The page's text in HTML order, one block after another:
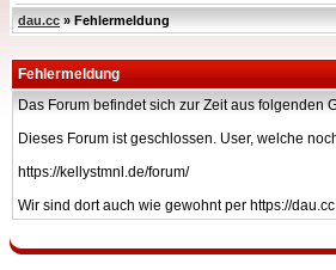
dau.cc » Fehlermeldung
Fehlermeldung
Das Forum befindet sich zur Zeit aus folgenden
Dieses Forum ist geschlossen. User, welche
https://kellystmnl.de/forum/
Wir sind dort auch wie gewohnt per https://